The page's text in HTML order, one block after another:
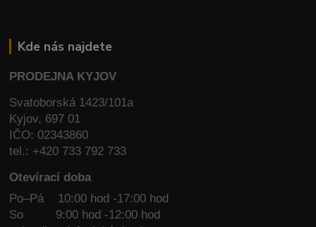
Kde nás najdete
PRODEJNA KYJOV
Svatoborská 1423/101a
Kyjov, 697 01
IČO: 02343860
tel.: +420 733 792 733
Otevírací doba
Po–Pá 10:00 hod -17:00 hod
So
9:00 hod -12:00 hod